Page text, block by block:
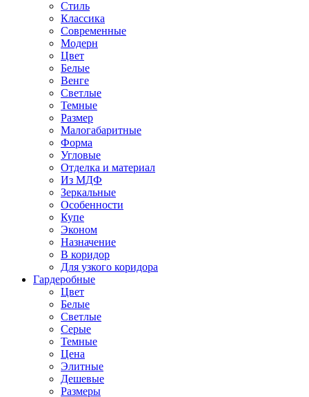
Стиль
Классика
Современные
Модерн
Цвет
Белые
Венге
Светлые
Темные
Размер
Малогабаритные
Форма
Угловые
Отделка и материал
Из МДФ
Зеркальные
Особенности
Купе
Эконом
Назначение
В коридор
Для узкого коридора
Гардеробные
Цвет
Белые
Светлые
Серые
Темные
Цена
Элитные
Дешевые
Размеры